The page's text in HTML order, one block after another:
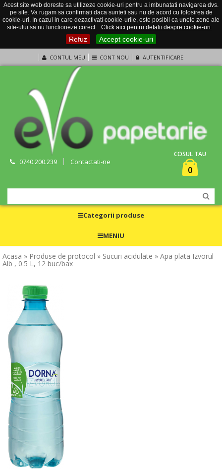
Acest site web doreste sa utilizeze cookie-uri pentru a imbunatati navigarea dvs.
pe site. Va rugam sa confirmati daca sunteti sau nu de acord cu folosirea de
cookie-uri. In cazul in care dezactivati cookie-urile, este posibil ca unele zone ale
site-ului sa nu functioneze corect.
Click aici pentru detalii despre cookie-uri.
Refuz Accept cookie-uri
CONTUL MEU CONT NOU AUTENTIFICARE
0740.200.239 Contactati-ne
COSUL TAU
0
Categorii produse
MENIU
Acasa » Produse de protocol » Sucuri acidulate » Apa plata Izvorul
Alb , 0.5 L, 12 buc/bax